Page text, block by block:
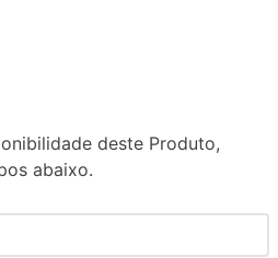
deste Produto,
abaixo.